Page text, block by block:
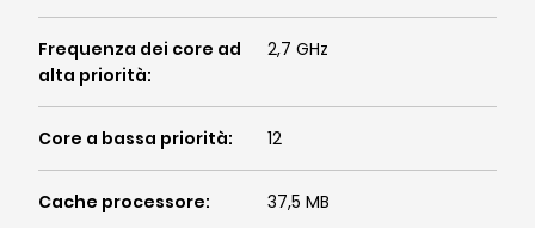
Frequenza dei core ad
alta priorità:
2,7 GHz
Core a bassa priorità: 12
Cache processore: 37,5 MB